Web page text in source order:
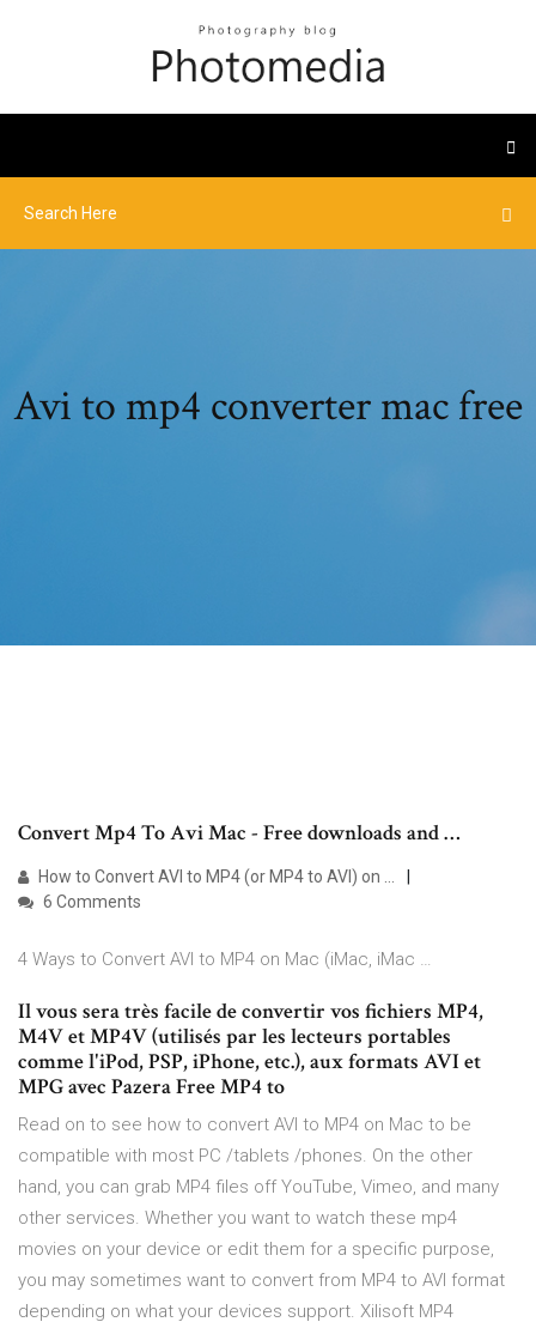
Avi to mp4 converter mac free
Convert Mp4 To Avi Mac - Free downloads and …
How to Convert AVI to MP4 (or MP4 to AVI) on …
6 Comments
4 Ways to Convert AVI to MP4 on Mac (iMac, iMac …
Il vous sera très facile de convertir vos fichiers MP4,
M4V et MP4V (utilisés par les lecteurs portables
comme l'iPod, PSP, iPhone, etc.), aux formats AVI et
MPG avec Pazera Free MP4 to
Read on to see how to convert AVI to MP4 on Mac to be
compatible with most PC /tablets /phones. On the other
hand, you can grab MP4 files off YouTube, Vimeo, and many
other services. Whether you want to watch these mp4
movies on your device or edit them for a specific purpose,
you may sometimes want to convert from MP4 to AVI format
depending on what your devices support. Xilisoft MP4